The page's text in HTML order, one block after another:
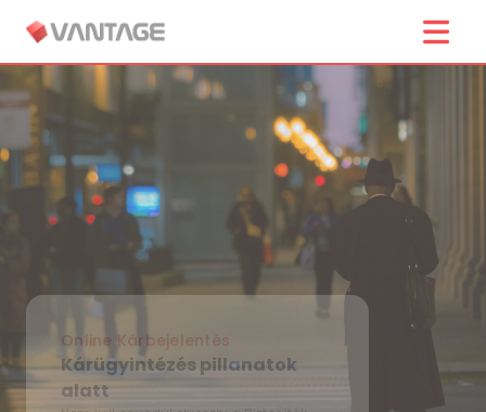
Online Kárbejelentés
Kárügyintézés pillanatok
Nem kell egyedül elveszni a Biztosítók
kárrendezési ügymenetébe. Egy
Kárbejelentés